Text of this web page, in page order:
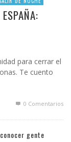
para cerrar el
Te cuento
0 Comentarios
gente